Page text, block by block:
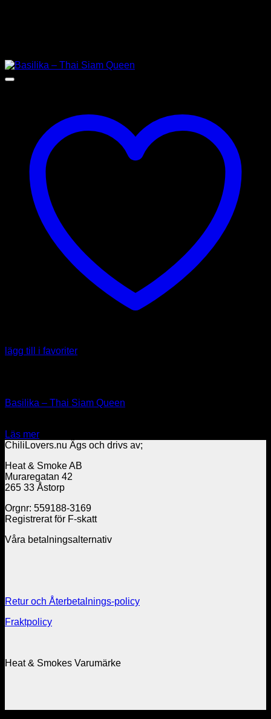
lägg till i favoriter
Basilika – Thai Siam Queen
Läs mer
ChiliLovers.nu Ägs och drivs av;
Heat & Smoke AB
Muraregatan 42
265 33 Åstorp
Orgnr: 559188-3169
Registrerat för F-skatt
Våra betalningsalternativ
Retur och Återbetalnings-policy
Fraktpolicy
Heat & Smokes Varumärke